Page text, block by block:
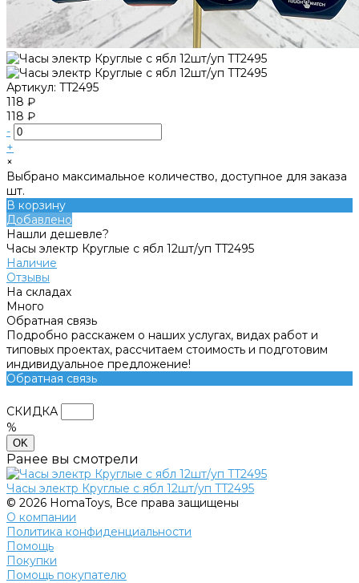
Артикул: TT2495
118 ₽
118 ₽
-
+
×
Выбрано максимальное количество, доступное для заказа
шт.
В корзину
Добавлено
Нашли дешевле?
Часы электр Круглые с ябл 12шт/уп TT2495
Наличие
Отзывы
На складах
Много
Обратная связь
Подробно расскажем о наших услугах, видах работ и
типовых проектах, рассчитаем стоимость и подготовим
индивидуальное предложение!
Обратная связь
СКИДКА
%
OK
Ранее вы смотрели
Часы электр Круглые с ябл 12шт/уп TT2495
© 2026 HomaToys, Все права защищены
О компании
Политика конфиденциальности
Помощь
Покупки
Помощь покупателю